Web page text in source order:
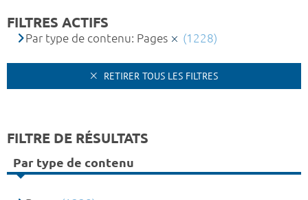
FILTRES ACTIFS
Par type de contenu: Pages (1228)
RETIRER TOUS LES FILTRES
FILTRE DE RÉSULTATS
Par type de contenu